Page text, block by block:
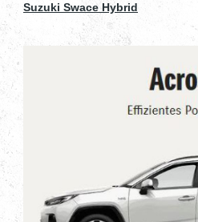
Suzuki Swace Hybrid